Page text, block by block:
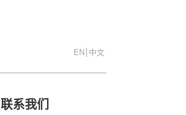
EN 中文
联系我们